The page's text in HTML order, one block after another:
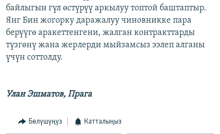
ЭЖЕ-СИҢДИЛЕР
ЫҢГАЙСЫЗ СУРООЛОР
ОНЛАЙН ШЕРИНЕ
байлыгын гүл өстүрүү аркылуу топтой баштаптыр.
Янг Бин жогорку даражалуу чиновникке пара
берүүгө аракеттенгени, жалган контракттарды
түзгөнү жана жерлерди мыйзамсыз ээлеп алганы
үчүн соттолду.
Улан Эшматов, Прага
Бөлүшүңүз Катталыңыз